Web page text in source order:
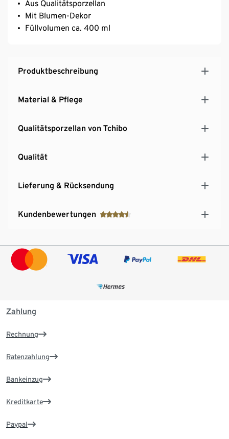
Aus Qualitätsporzellan
Mit Blumen-Dekor
Füllvolumen ca. 400 ml
Produktbeschreibung
Material & Pflege
Qualitätsporzellan von Tchibo
Qualität
Lieferung & Rücksendung
Kundenbewertungen
Zahlung
Rechnung
Ratenzahlung
Bankeinzug
Kreditkarte
Paypal